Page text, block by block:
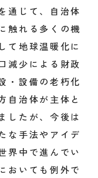
通じて、自治体
触れる多くの機
て地球温暖化に
減少による財政
・設備の老朽化
自治体が主体と
したが、今後は
な手法やアイデ
界中で進んでい
おいても例外で